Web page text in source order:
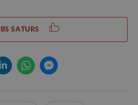
SATURS